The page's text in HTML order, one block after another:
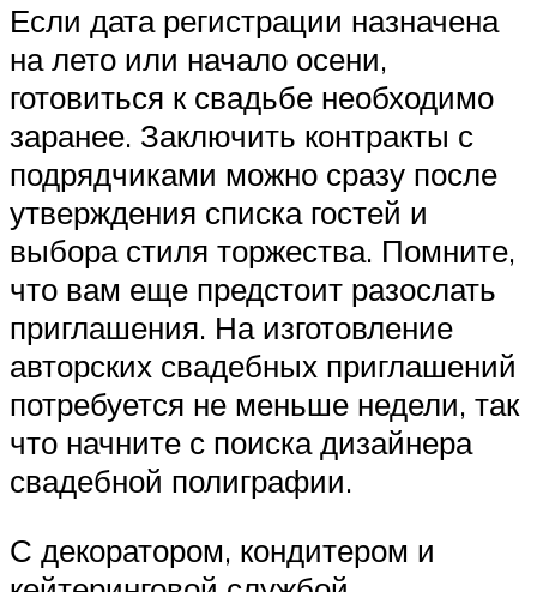
Если дата регистрации назначена
на лето или начало осени,
готовиться к свадьбе необходимо
заранее. Заключить контракты с
подрядчиками можно сразу после
утверждения списка гостей и
выбора стиля торжества. Помните,
что вам еще предстоит разослать
приглашения. На изготовление
авторских свадебных приглашений
потребуется не меньше недели, так
что начните с поиска дизайнера
свадебной полиграфии.
С декоратором, кондитером и